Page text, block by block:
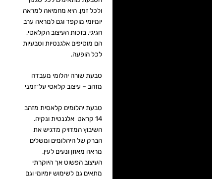
ולכל זמן. היא מחמיאה למראה
יומיומי מוקפד וגם למראה ערב
חגיגי. בזכות העיצוב הקלאסי,
הם מוסיפים אלגנטיות וטבעיות
לכל הופעה.
טבעת שורה יהלומי מעבדה
מזהב – עיצוב קלאסי על־זמני
טבעת יהלומים קלאסית מזהב
14 קראט אלגנטית ונקיה.
השיבוץ המדויק מדגיש את
הברק של היהלומים ומשלים
מראה מאוזן ונעים לעין.
העיצוב הפשוט אך היוקרתי
מתאים גם לשימוש יומיומי וגם